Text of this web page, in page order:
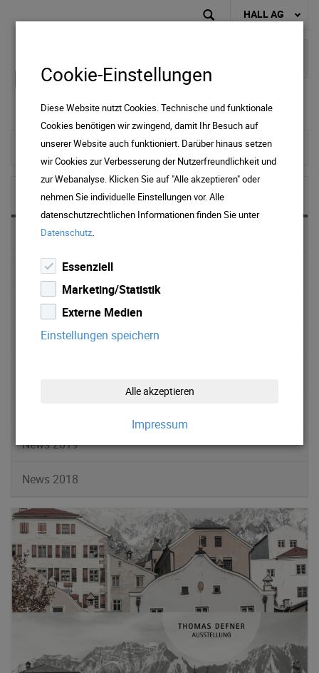
HALL AG
zur Startseite
NEWS & MEDIA
News 2025
News 2024
News 2023
News 2022
News 2019
News 2018
Cookie-Einstellungen
Diese Website nutzt Cookies. Technische und funktionale
Cookies benötigen wir zwingend, damit Ihr Besuch auf
unserer Website auch funktioniert. Darüber hinaus setzen
wir Cookies zur Verbesserung der Nutzerfreundlichkeit und
zur Webanalyse. Klicken Sie auf "Alle akzeptieren" oder
nehmen Sie individuelle Einstellungen vor. Alle
datenschutzrechtlichen Informationen finden Sie unter
Datenschutz.
Essenziell
Marketing/Statistik
Externe Medien
Einstellungen speichern
Alle akzeptieren
Impressum